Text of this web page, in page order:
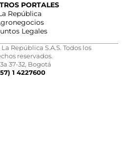
PORTALES
República
Legales
República S.A.S. Todos los
reservados.
37-32, Bogotá
1 4227600